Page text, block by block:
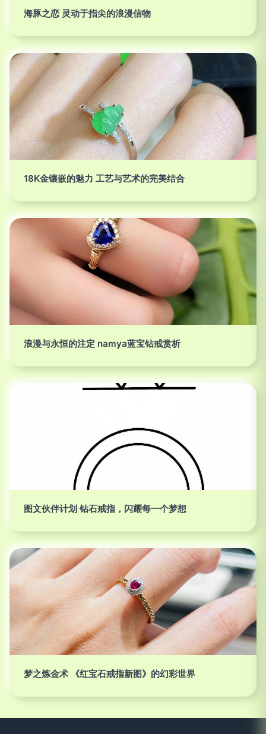
海豚之恋 灵动于指尖的浪漫信物
18K金镶嵌的魅力 工艺与艺术的完美结合
浪漫与永恒的注定 namya蓝宝钻戒赏析
图文伙伴计划 钻石戒指，闪耀每一个梦想
梦之炼金术 《红宝石戒指新图》的幻彩世界